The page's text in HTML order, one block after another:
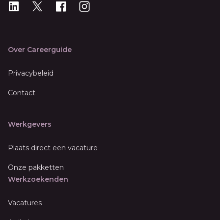
LinkedIn
X Instagram
Over Careerguide
Privacybeleid
Contact
Werkgevers
Plaats direct een vacature
Onze pakketten
Werkzoekenden
Vacatures